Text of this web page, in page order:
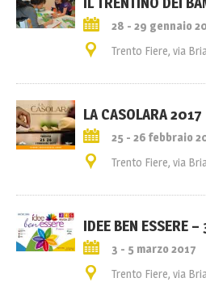
28 - 29 gennaio
Trento Fiere, via
LA CASOLARA 2017
25 - 26 febbraio
Trento Fiere, via
IDEE BEN ESSERE
3 - 5 marzo 2017
Trento Fiere, via